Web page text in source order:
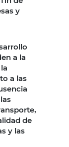
y
a la
a las
de
y las